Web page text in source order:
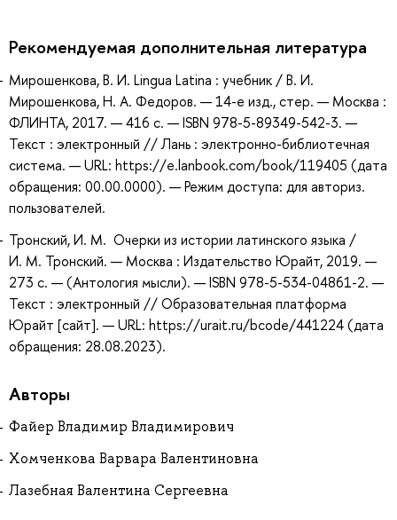
Рекомендуемая дополнительная литература
Мирошенкова, В. И. Lingua Latina : учебник / В. И.
Мирошенкова, Н. А. Федоров. — 14-е изд., стер. — Москва :
ФЛИНТА, 2017. — 416 с. — ISBN 978-5-89349-542-3. —
Текст : электронный // Лань : электронно-библиотечная
система. — URL: https://e.lanbook.com/book/119405 (дата
обращения: 00.00.0000). — Режим доступа: для авториз.
пользователей.
Тронский, И. М. Очерки из истории латинского языка /
И. М. Тронский. — Москва : Издательство Юрайт, 2019. —
273 с. — (Антология мысли). — ISBN 978-5-534-04861-2. —
Текст : электронный // Образовательная платформа
Юрайт [сайт]. — URL: https://urait.ru/bcode/441224 (дата
обращения: 28.08.2023).
Авторы
Файер Владимир Владимирович
Хомченкова Варвара Валентиновна
Лазебная Валентина Сергеевна